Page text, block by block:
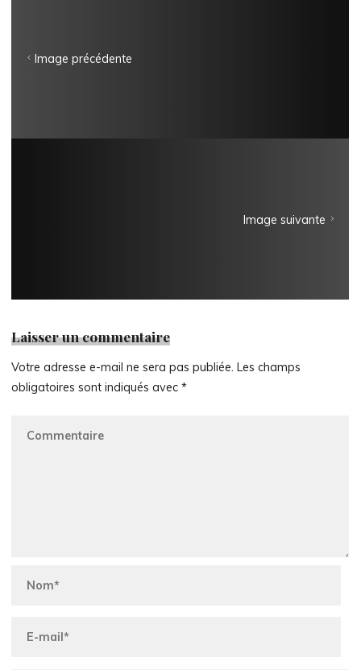
Image précédente
Image suivante
Laisser un commentaire
Votre adresse e-mail ne sera pas publiée. Les champs
obligatoires sont indiqués avec*